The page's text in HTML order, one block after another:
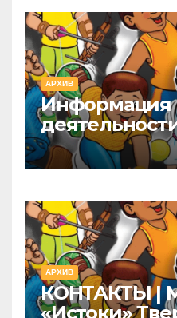
АРХИВ
Информация
культуры |
«Истоки»
АРХИВ
КОНТАКТЫ |
«Истоки»